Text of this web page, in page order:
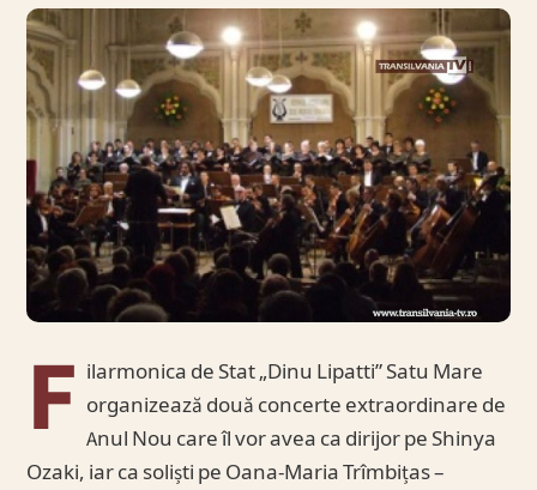
F ilarmonica de Stat „Dinu Lipatti” Satu Mare
organizează două concerte extraordinare de
Anul Nou care îl vor avea ca dirijor pe Shinya
Ozaki, iar ca soliști pe Oana-Maria Trîmbițas –